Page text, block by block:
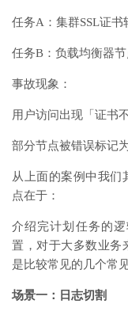
任务A：集群SSL证书
任务B：负载均衡器
事故现象：
用户访问出现「证书
部分节点被错误标记
从上面的案例中我们
点在于：
介绍完计划任务的
置，对于大多数业务
是比较常见的几个常
场景一：日志切割